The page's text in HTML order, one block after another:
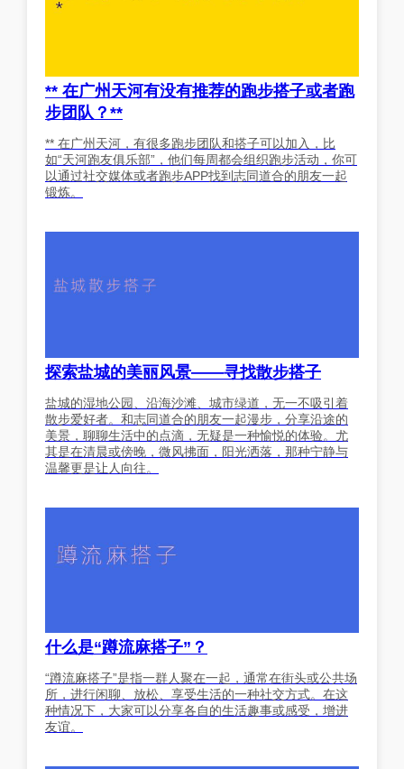
** 在广州天河有没有推荐的跑步搭子或者跑
步团队？**
** 在广州天河，有很多跑步团队和搭子可以加入，比
如“天河跑友俱乐部”，他们每周都会组织跑步活动，你可
以通过社交媒体或者跑步APP找到志同道合的朋友一起
锻炼。
探索盐城的美丽风景——寻找散步搭子
盐城的湿地公园、沿海沙滩、城市绿道，无一不吸引着
散步爱好者。和志同道合的朋友一起漫步，分享沿途的
美景，聊聊生活中的点滴，无疑是一种愉悦的体验。尤
其是在清晨或傍晚，微风拂面，阳光洒落，那种宁静与
温馨更是让人向往。
什么是“蹲流麻搭子”？
“蹲流麻搭子”是指一群人聚在一起，通常在街头或公共场
所，进行闲聊、放松、享受生活的一种社交方式。在这
种情况下，大家可以分享各自的生活趣事或感受，增进
友谊。